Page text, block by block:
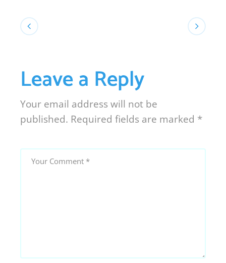
Leave a Reply
Your email address will not be
published. Required fields are marked *